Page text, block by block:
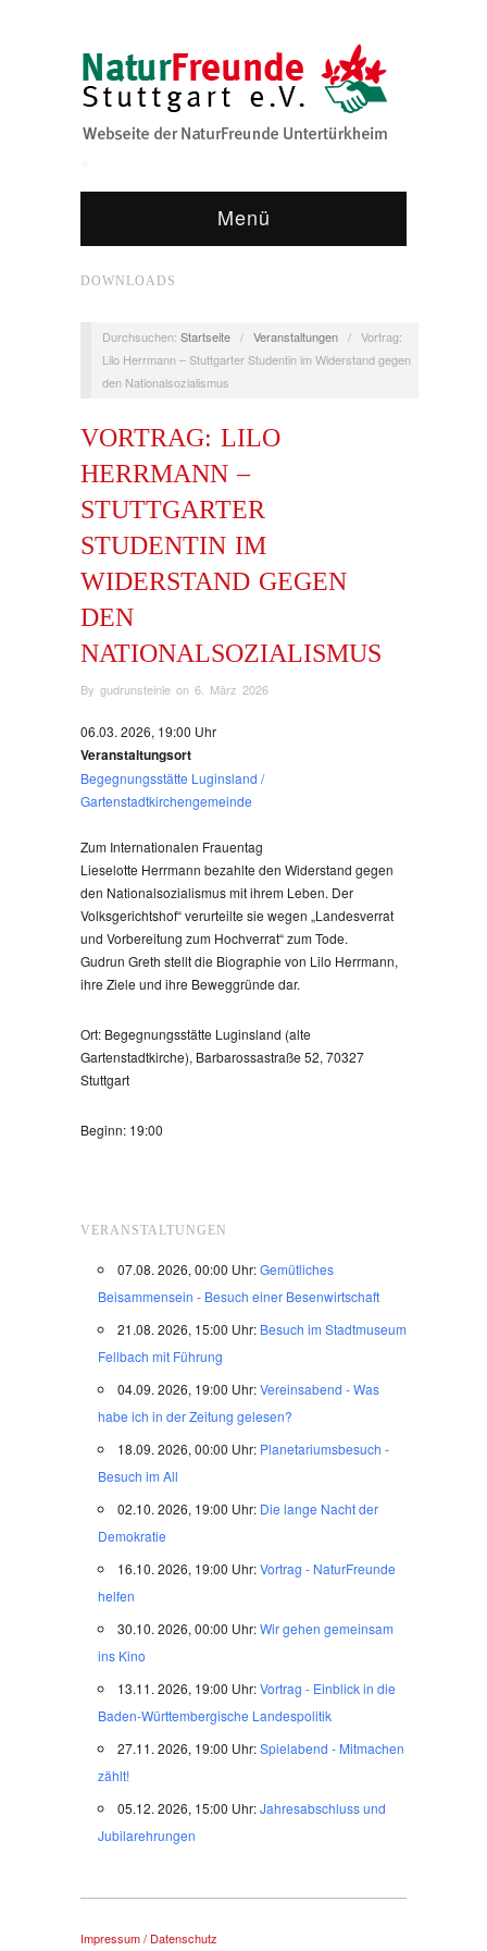
Menü
DOWNLOADS
Durchsuchen: Startseite / Veranstaltungen / Vortrag:
Lilo Herrmann – Stuttgarter Studentin im Widerstand gegen
den Nationalsozialismus
VORTRAG: LILO
HERRMANN –
STUTTGARTER
STUDENTIN IM
WIDERSTAND GEGEN
DEN
NATIONALSOZIALISMUS
By gudrunsteinle on 6. März 2026
06.03. 2026, 19:00 Uhr
Veranstaltungsort
Begegnungsstätte Luginsland /
Gartenstadtkirchengemeinde
Zum Internationalen Frauentag
Lieselotte Herrmann bezahlte den Widerstand gegen
den Nationalsozialismus mit ihrem Leben. Der
Volksgerichtshof“ verurteilte sie wegen „Landesverrat
und Vorbereitung zum Hochverrat“ zum Tode.
Gudrun Greth stellt die Biographie von Lilo Herrmann,
ihre Ziele und ihre Beweggründe dar.
Ort: Begegnungsstätte Luginsland (alte
Gartenstadtkirche), Barbarossastraße 52, 70327
Stuttgart
Beginn: 19:00
VERANSTALTUNGEN
07.08. 2026, 00:00 Uhr:Gemütliches
Beisammensein - Besuch einer Besenwirtschaft
21.08. 2026, 15:00 Uhr: Besuch im Stadtmuseum
Fellbach mit Führung
04.09. 2026, 19:00 Uhr:Vereinsabend - Was
habe ich in der Zeitung gelesen?
18.09. 2026, 00:00 Uhr: Planetariumsbesuch -
Besuch im All
02.10. 2026, 19:00 Uhr: Die lange Nacht der
Demokratie
16.10. 2026, 19:00 Uhr:Vortrag - NaturFreunde
helfen
30.10. 2026, 00:00 Uhr:Wir gehen gemeinsam
ins Kino
13.11. 2026, 19:00 Uhr:Vortrag - Einblick in die
Baden-Württembergische Landespolitik
27.11. 2026, 19:00 Uhr:Spielabend - Mitmachen
zählt!
05.12. 2026, 15:00 Uhr:Jahresabschluss und
Jubilarehrungen
Impressum / Datenschutz